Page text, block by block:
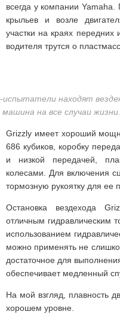
всегда у компании Yamaha.
крыльев и возле
участки на краях передних
водителя трутся о
находят
на все случаи жизни.
Grizzly имеет хороший
686 кубиков, коробку
и низкой передачей,
колесами. Для включения
тормозную рукоятку для ее
Остановка вездехода
отличным гидравлическим
использованием
можно применять не
достаточное для
обеспечивает медленный
На мой взгляд, плавность
хорошем уровне.